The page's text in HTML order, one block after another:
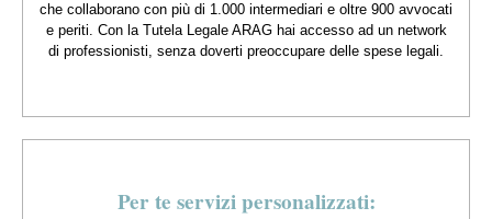
che collaborano con più di 1.000 intermediari e oltre 900 avvocati
e periti. Con la Tutela Legale ARAG hai accesso ad un network
di professionisti, senza doverti preoccupare delle spese legali.
Per te servizi personalizzati: